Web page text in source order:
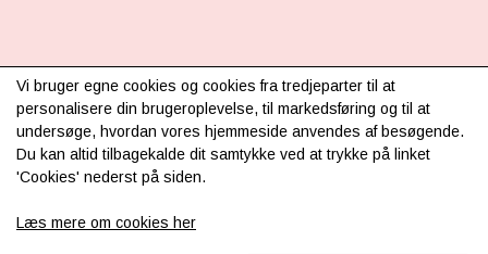
INFORMATION
Om os
Levering & betaling
Retur
Vi bruger egne cookies og cookies fra tredjeparter til at
personalisere din brugeroplevelse, til markedsføring og til at
undersøge, hvordan vores hjemmeside anvendes af besøgende.
Du kan altid tilbagekalde dit samtykke ved at trykke på linket
'Cookies' nederst på siden.
Læs mere om cookies her